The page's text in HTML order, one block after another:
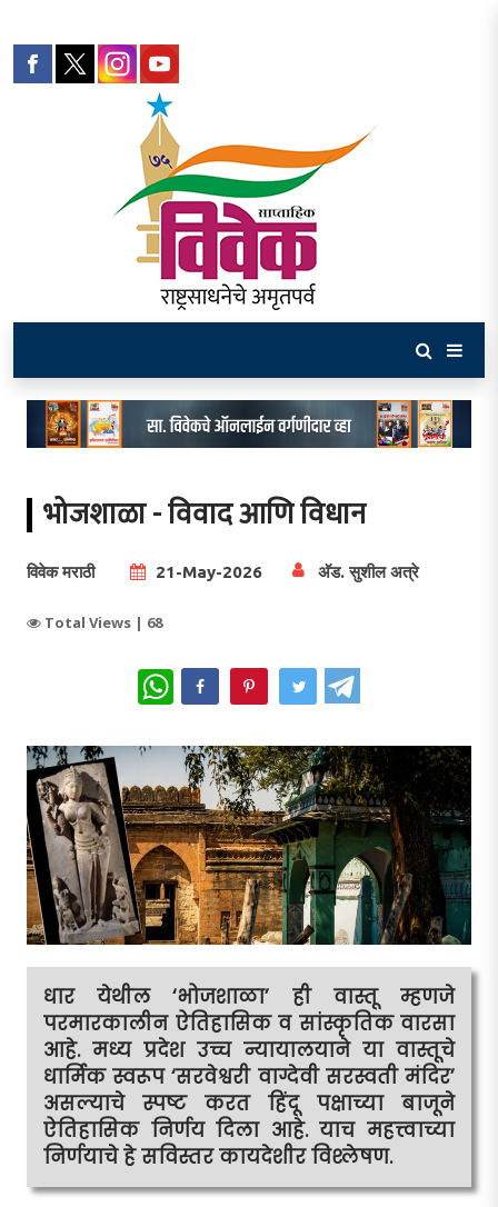
भोजशाळा - विवाद आणि विधान
विवेक मराठी 21-May-2026 अ‍ॅड. सुशील अत्रे
Total Views | 68
WhatsApp
धार येथील ‘भोजशाळा’ ही वास्तू म्हणजे
परमारकालीन ऐतिहासिक व सांस्कृतिक वारसा
आहे. मध्य प्रदेश उच्च न्यायालयाने या वास्तूचे
धार्मिक स्वरूप ‘सरवेश्वरी वाग्देवी सरस्वती मंदिर’
असल्याचे स्पष्ट करत हिंदू पक्षाच्या बाजूने
ऐतिहासिक निर्णय दिला आहे. याच महत्त्वाच्या
निर्णयाचे हे सविस्तर कायदेशीर विश्लेषण.